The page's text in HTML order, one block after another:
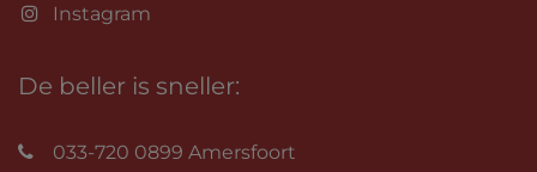
Instagram
De beller is sneller:
033-720 0899 Amersfoort